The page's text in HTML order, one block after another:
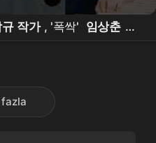
작가 , '폭싹' 임상춘 만
이야기꾼